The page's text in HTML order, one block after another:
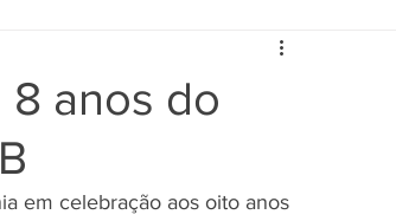
Ouvidoria
8 anos do
em celebração aos oito anos